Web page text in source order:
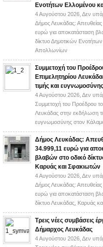
Ενοτήτων Ελλομένου
4 Αυγούστου 2026, Δεν
Δήμος Λευκάδας:
ευρώ για αποκατάσταση
δίκτυο Δημοτικών
Απολλωνίων
Συμμετοχή του
Επιμελητηρίου
τιμής και
4 Αυγούστου 2026, Δεν
Συμμετοχή του Προέδρου
Λευκάδας στην εκδήλωση
ευγνωμοσύνης στον
Δήμος Λευκάδας:
34.999,11 ευρώ για
βλαβών στο οδικό
Καρυάς και Σφακιωτών
4 Αυγούστου 2026, Δεν
Δήμος Λευκάδας:
ευρώ για αποκατάσταση
δίκτυο Λευκάδας, Καρυάς
Τρεις νέες συμβάσεις
Δήμαρχος Λευκάδας
4 Αυγούστου 2026, Δεν